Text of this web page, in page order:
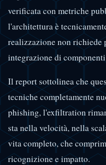
verificata con metriche
l'architettura è
realizzazione non richiede
integrazione di
Il report sottolinea che
tecniche completamente
phishing, l'exfiltration
sta nella velocità, nella
vita completo, che
ricognizione e impatto.